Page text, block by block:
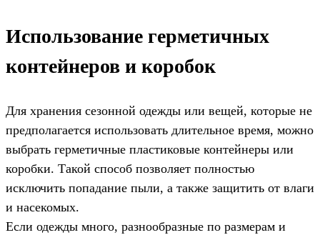
Использование герметичных
контейнеров и коробок
Для хранения сезонной одежды или вещей, которые не
предполагается использовать длительное время, можно
выбрать герметичные пластиковые контейнеры или
коробки. Такой способ позволяет полностью
исключить попадание пыли, а также защитить от влаги
и насекомых.
Если одежды много, разнообразные по размерам и